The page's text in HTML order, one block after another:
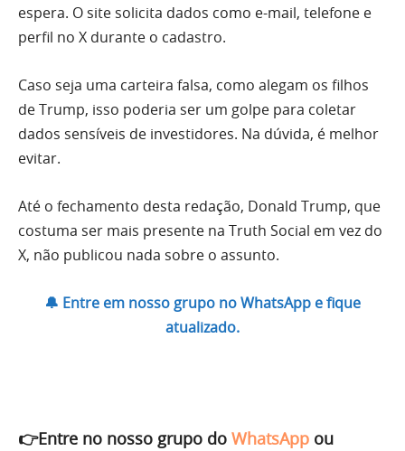
espera. O site solicita dados como e-mail, telefone e
perfil no X durante o cadastro.
Caso seja uma carteira falsa, como alegam os filhos
de Trump, isso poderia ser um golpe para coletar
dados sensíveis de investidores. Na dúvida, é melhor
evitar.
Até o fechamento desta redação, Donald Trump, que
costuma ser mais presente na Truth Social em vez do
X, não publicou nada sobre o assunto.
🔔 Entre em nosso grupo no WhatsApp e fique
atualizado.
👉Entre no nosso grupo do WhatsApp ou